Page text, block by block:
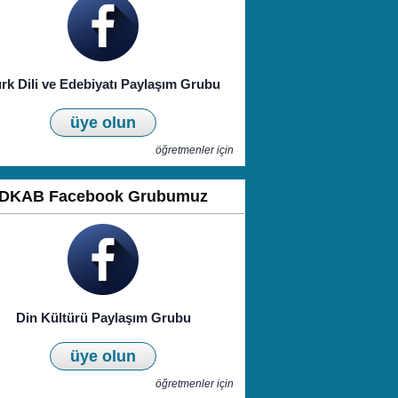
Dili ve Edebiyatı Paylaşım Grubu
üye olun
öğretmenler için
Facebook Grubumuz
Din Kültürü Paylaşım Grubu
üye olun
öğretmenler için